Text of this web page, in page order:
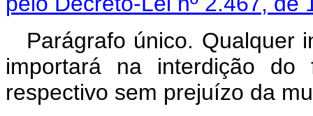
Parágrafo único. Qualquer
importará na interdição do
respectivo sem prejuízo da